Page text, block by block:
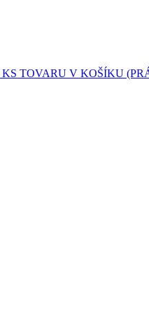
KS TOVARU V KOŠÍKU